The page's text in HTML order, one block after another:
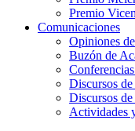
Premio
Comunicaciones
Opiniones
Buzón de
Discursos
Discursos
Actividades